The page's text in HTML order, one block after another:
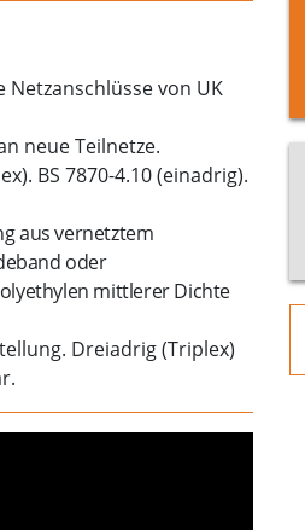
von UK
neue Teilnetze.
BS 7870-4.10 (einadrig).
aus vernetztem
oder
mittlerer Dichte
Dreiadrig (Triplex)